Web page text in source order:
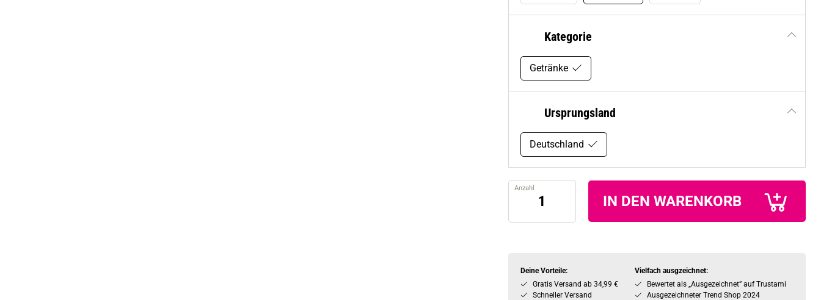
Kategorie
Getränke
Ursprungsland
Deutschland
Anzahl
IN DEN WARENKORB
Deine Vorteile:
Gratis Versand ab 34,99 €
Schneller Versand
Vielfach ausgzeichnet:
Bewertet als „Ausgezeichnet” auf Trustami
Ausgezeichneter Trend Shop 2024